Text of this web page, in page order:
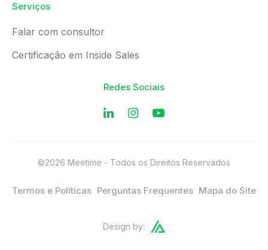
Serviços
Falar com consultor
Certificação em Inside Sales
Redes Sociais
©2026 Meetime - Todos os Direitos Reservados
Termos e Políticas Perguntas Frequentes Mapa do Site
Design by: